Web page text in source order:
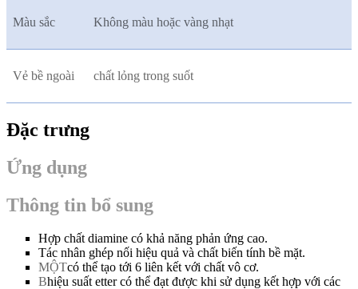
Màu sắc Không màu hoặc vàng nhạt
Vẻ bề ngoài chất lỏng trong suốt
Đặc trưng
Ứng dụng
Thông tin bổ sung
Hợp chất diamine có khả năng phản ứng cao.
Tác nhân ghép nối hiệu quả và chất biến tính bề mặt.
MỘTcó thể tạo tới 6 liên kết với chất vô cơ.
Bhiệu suất etter có thể đạt được khi sử dụng kết hợp với các